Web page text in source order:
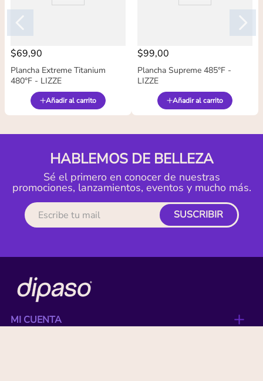
$69,90
Plancha Extreme Titanium
480°F - LIZZE
Añadir al carrito
$99,00
Plancha Supreme 485°F -
LIZZE
Añadir al carrito
HABLEMOS DE BELLEZA
Sé el primero en conocer de nuestras
promociones, lanzamientos, eventos y mucho más.
SUSCRIBIR
MI CUENTA